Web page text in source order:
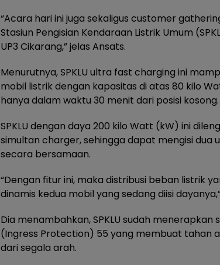
“Acara hari ini juga sekaligus customer
Stasiun Pengisian Kendaraan Listrik Umum
UP3 Cikarang,” jelas Ansats.
Menurutnya, SPKLU ultra fast charging ini
mobil listrik dengan kapasitas di atas 80 kilo
hanya dalam waktu 30 menit dari posisi kosong.
SPKLU dengan daya 200 kilo Watt (kW) ini
simultan charger, sehingga dapat mengisi dua
secara bersamaan.
“Dengan fitur ini, maka distribusi beban listrik
dinamis kedua mobil yang sedang diisi
Dia menambahkan, SPKLU sudah menerapkan
(Ingress Protection) 55 yang membuat tahan
dari segala arah.